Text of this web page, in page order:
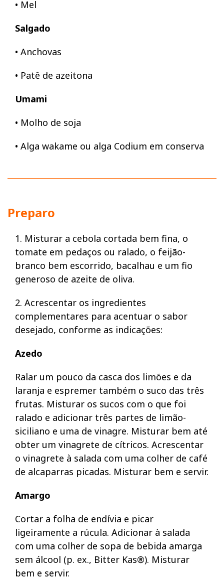
• Mel
Salgado
• Anchovas
• Patê de azeitona
Umami
• Molho de soja
• Alga wakame ou alga Codium em conserva
Preparo
1. Misturar a cebola cortada bem fina, o
tomate em pedaços ou ralado, o feijão-
branco bem escorrido, bacalhau e um fio
generoso de azeite de oliva.
2. Acrescentar os ingredientes
complementares para acentuar o sabor
desejado, conforme as indicações:
Azedo
Ralar um pouco da casca dos limões e da
laranja e espremer também o suco das três
frutas. Misturar os sucos com o que foi
ralado e adicionar três partes de limão-
siciliano e uma de vinagre. Misturar bem até
obter um vinagrete de cítricos. Acrescentar
o vinagrete à salada com uma colher de café
de alcaparras picadas. Misturar bem e servir.
Amargo
Cortar a folha de endívia e picar
ligeiramente a rúcula. Adicionar à salada
com uma colher de sopa de bebida amarga
sem álcool (p. ex., Bitter Kas®). Misturar
bem e servir.